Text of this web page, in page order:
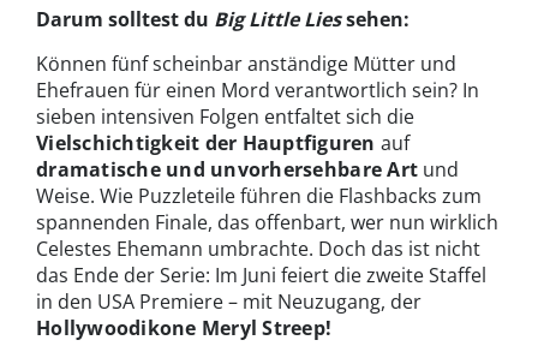
Darum solltest du Big Little Liessehen:
Können fünf scheinbar anständige Mütter und
Ehefrauen für einen Mord verantwortlich sein? In
sieben intensiven Folgen entfaltet sich die
Vielschichtigkeit der Hauptfiguren auf
dramatische und unvorhersehbare Art und
Weise. Wie Puzzleteile führen die Flashbacks zum
spannenden Finale, das offenbart, wer nun wirklich
Celestes Ehemann umbrachte. Doch das ist nicht
das Ende der Serie: Im Juni feiert die zweite Staffel
in den USA Premiere – mit Neuzugang, der
Hollywoodikone Meryl Streep!